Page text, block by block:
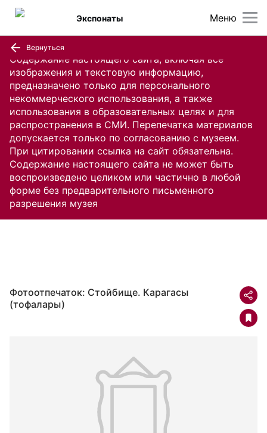
Содержание настоящего сайта, включая все
изображения и текстовую информацию,
предназначено только для персонального
некоммерческого использования, а также
использования в образовательных целях и для
распространения в СМИ. Перепечатка материалов
допускается только по согласованию с музеем.
При цитировании ссылка на сайт обязательна.
Содержание настоящего сайта не может быть
воспроизведено целиком или частично в любой
форме без предварительного письменного
разрешения музея
Меню
Экспонаты
Вернуться
Фотоотпечаток: Стойбище. Карагасы
(тофалары)